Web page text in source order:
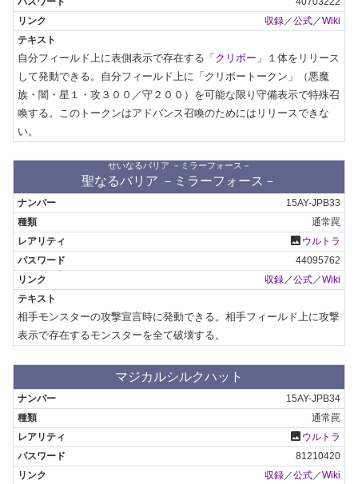
収録／公式／Wiki
自分フィールド上に表側表示で存在する「 クリボー 」１体をリリース
して発動できる。自分フィールド上に「クリボートークン」（悪魔
族・闇・星１・攻３００／守２００）を可能な限り守備表示で特殊召
喚する。このトークンはアドバンス召喚のためにはリリースできな
い。
せいなるバリア －ミラーフォース－
聖なるバリア －ミラーフォース－
15AY-JPB33
通常罠
photo ウルトラ
44095762
収録／公式／Wiki
相手モンスターの攻撃宣言時に発動できる。相手フィールド上に攻撃
表示で存在するモンスターを全て破壊する。
マジカルシルクハット
15AY-JPB34
通常罠
photo ウルトラ
81210420
収録 ／公式 ／Wiki